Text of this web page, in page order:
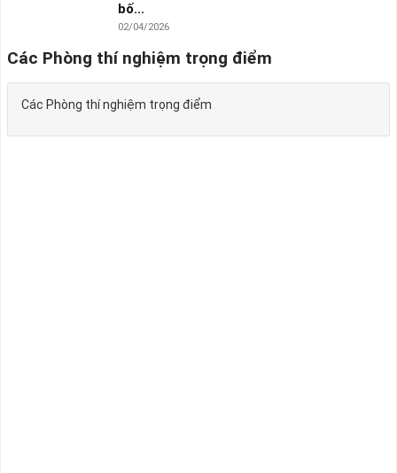
bố...
02/04/2026
Các Phòng thí nghiệm trọng điểm
Các Phòng thí nghiệm trọng điểm